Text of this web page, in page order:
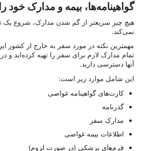
گواهینامه‌ها، بیمه و مدارک خود را
هیچ چیز سریعتر از گم شدن مدارک، شروع یک
نمی‌کند.
مهمترین نکته در مورد سفر به خارج از کشور
تمام مدارک لازم برای سفر را تهیه کرده‌اید و
آنها دسترسی دارید.
این شامل موارد زیر است:
کارت‌های گواهینامه غواصی
گذرنامه
مدارک سفر
اطلاعات بیمه غواصی
فرم‌های پزشکی (در صورت لزوم)